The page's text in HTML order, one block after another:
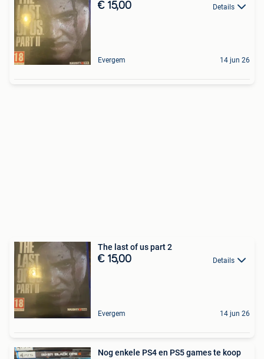
€ 15,00 Details
Evergem 14 jun 26
The last of us part 2
€ 15,00 Details
Evergem 14 jun 26
Nog enkele PS4 en PS5 games te koop